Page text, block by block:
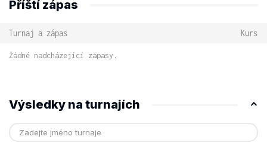
Příští zápas
Turnaj a zápas Kurs
Žádné nadcházející zápasy.
Výsledky na turnajích